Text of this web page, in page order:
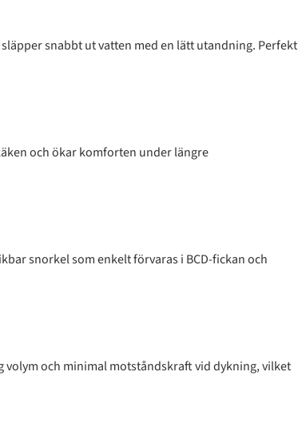
snabbt ut vatten med en lätt utandning. Perfekt
och ökar komforten under längre
snorkel som enkelt förvaras i BCD-fickan och
och minimal motståndskraft vid dykning, vilket